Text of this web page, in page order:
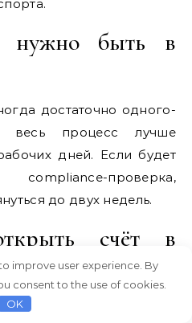
нужно быть в
достаточно одного-
процесс лучше
дней. Если будет
проверка,
до двух недель.
счёт в
предлагают счета
improve user experience. By
consent to the use of cookies.
OK